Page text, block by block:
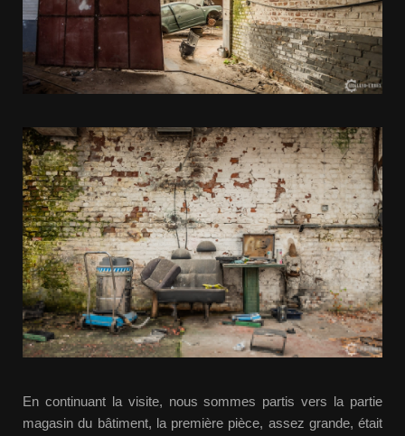
En continuant la visite, nous sommes partis vers la partie
magasin du bâtiment, la première pièce, assez grande, était